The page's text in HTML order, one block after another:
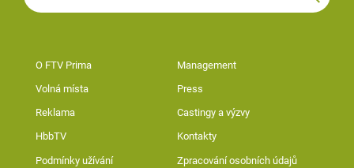
O FTV Prima Management
Volná místa Press
Reklama Castingy a výzvy
HbbTV Kontakty
Podmínky užívání Zpracování osobních údajů